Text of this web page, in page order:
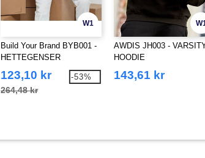
W1
Build Your Brand BYB001 -
HETTEGENSER
123,10 kr
264,48 kr
-53%
AWDIS JH003 -
HOODIE
143,61 kr